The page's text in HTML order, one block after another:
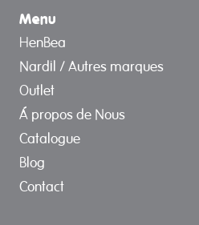
Menu
HenBea
Nardil / Autres marques
Outlet
Á propos de Nous
Catalogue
Blog
Contact